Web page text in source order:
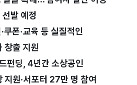
발 예정
쿠폰·교육 등 실질적인
창출 지원
펀딩, 4년간 소상공인
원·서포터 27만 명 참여